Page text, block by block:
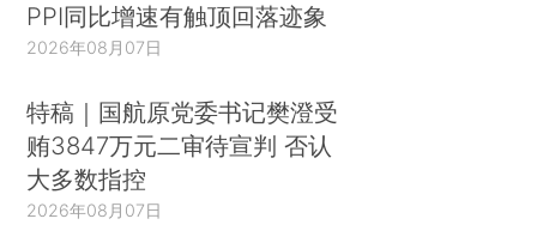
PPI同比增速有触顶回落迹象
2026年08月07日
特稿｜国航原党委书记樊澄受
贿3847万元二审待宣判 否认
大多数指控
2026年08月07日